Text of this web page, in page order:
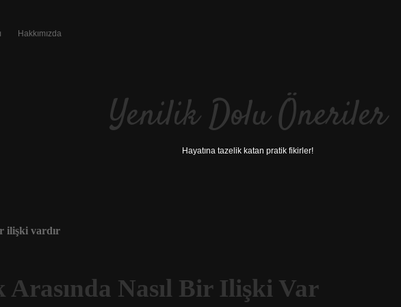
Hakkımızda
Yenilik Dolu Öneriler
Hayatına tazelik katan pratik fikirler!
ilişki vardır
Arasında Nasıl Bir Ilişki Var